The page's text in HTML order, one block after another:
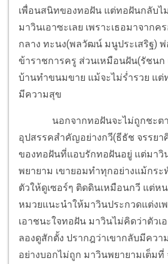
เพื่อนสนิทของทอฝัน แต่ทอฝันกลับ
มาวินเอาซะเลย เพราะเธอมาจาก
กลาง ทะนง(พลวัฒน์ มนูประเสริฐ) พ่
ข้าราชการครู ส่วนเหมือนฝัน(รัชนก
บ้านทำขนมขาย แม้จะไม่ร่ำรวย แ
มีความสุข
นอกจากทอฝันจะไม่ถูกชะต
อุปสรรคสำคัญอย่างกวี(ธีธัช จรรยา
ของทอฝันที่แอบรักทอฝันอยู่ แต่มาวิ
พยายาม เขายอมทำทุกอย่างแม้กระ
ตัวให้ดูเซอร์ๆ ติดดินเหมือนกวี แต่ห
หมวยแนะนำให้มาวินประกวดแต่งเพ
เอาชนะใจทอฝัน มาวินไม่คิดว่าตัวเ
ลองดูสักตั้ง ปรากฎว่าเขากลับมีควา
อย่างบอกไม่ถูก มาวินพยายามเต็ม